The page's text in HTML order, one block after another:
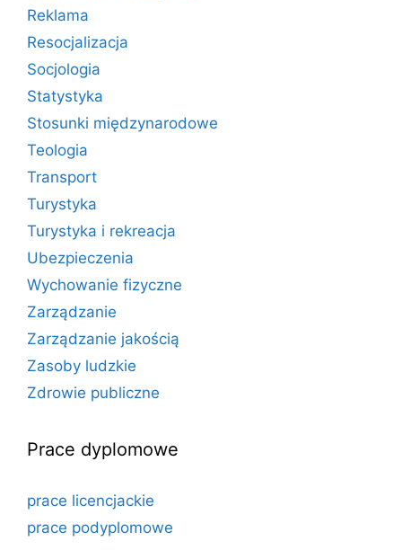
Reklama
Resocjalizacja
Socjologia
Statystyka
Stosunki międzynarodowe
Teologia
Transport
Turystyka
Turystyka i rekreacja
Ubezpieczenia
Wychowanie fizyczne
Zarządzanie
Zarządzanie jakością
Zasoby ludzkie
Zdrowie publiczne
Prace dyplomowe
prace licencjackie
prace podyplomowe